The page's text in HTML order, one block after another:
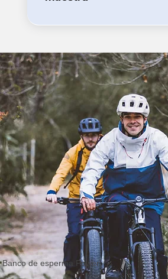
Banco de esperma Power